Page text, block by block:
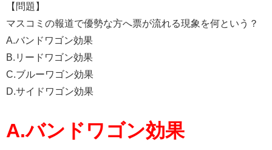
【問題】
マスコミの報道で優勢な方へ票が流れる現象を何という？
A.バンドワゴン効果
B.リードワゴン効果
C.ブルーワゴン効果
D.サイドワゴン効果
A.バンドワゴン効果